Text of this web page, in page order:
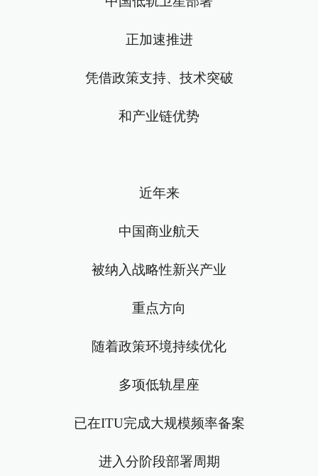
正加速推进
凭借政策支持、技术突破
和产业链优势
近年来
中国商业航天
被纳入战略性新兴产业
重点方向
随着政策环境持续优化
多项低轨星座
已在ITU完成大规模频率备案
进入分阶段部署周期